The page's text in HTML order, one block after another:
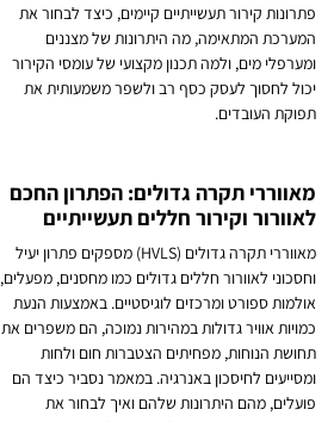
פתרונות קירור תעשייתיים קיימים, כיצד לבחור את
המערכת המתאימה, מה היתרונות של מצננים
ומערפלי מים, ולמה תכנון מקצועי של עומסי הקירור
יכול לחסוך לעסק כסף רב ולשפר משמעותית את
תפוקת העובדים.
מאווררי תקרה גדולים: הפתרון החכם
לאוורור וקירור חללים תעשייתיים
מאווררי תקרה גדולים (HVLS) מספקים פתרון יעיל
וחסכוני לאוורור חללים גדולים כמו מחסנים, מפעלים,
אולמות ספורט ומרכזים לוגיסטיים. באמצעות הנעת
כמויות אוויר גדולות במהירות נמוכה, הם משפרים את
תחושת הנוחות, מפחיתים הצטברות חום ולחות
ומסייעים לחיסכון באנרגיה. במאמר נסביר כיצד הם
פועלים, מהם היתרונות שלהם ואיך לבחור את